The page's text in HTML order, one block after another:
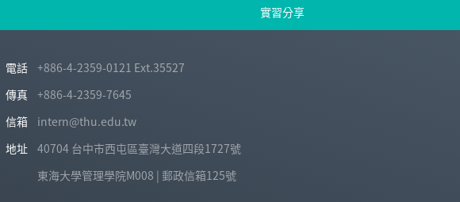
實習分享
電話
+886-4-2359-0121 Ext.35527
傳真
+886-4-2359-7645
信箱
intern@thu.edu.tw
地址
40704 台中市西屯區臺灣大道四段1727號
東海大學管理學院M008 | 郵政信箱125號